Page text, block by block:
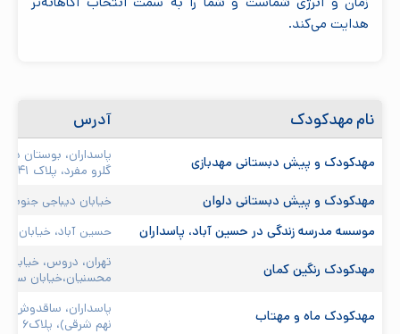
هدایت می‌کند.
نام مهدکودک آدرس
مهدکودک و پیش دبستانی مهدبازی
پاسداران، بوستان
گلرو مفرد، پلاک ۴۱
مهدکودک و پیش دبستانی دلوان
خیابان دیباجی
موسسه مدرسه زندگی در حسین آباد، پاسداران
حسین آباد، خیابان
مهدکودک رنگین کمان
تهران، دروس، خیابان
محسنیان،خیابان
مهدکودک ماه و مهتاب
پاسداران،
نهم شرقی)، پلاک۶